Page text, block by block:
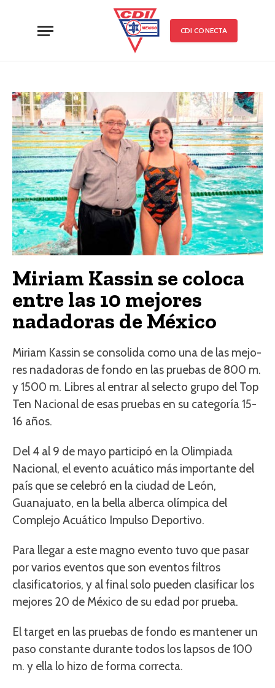
CDI CONECTA
Miriam Kassin se coloca
entre las 10 mejores
nadadoras de México
Miriam Kassin se consolida como una de las mejo­
res nadadoras de fondo en las pruebas de 800 m.
y 1500 m. Libres al entrar al selecto grupo del Top
Ten Nacional de esas pruebas en su categoría 15-
16 años.
Del 4 al 9 de mayo participó en la Olimpiada
Nacional, el evento acuático más importante del
país que se celebró en la ciudad de León,
Guanajuato, en la bella alberca olímpica del
Complejo Acuático Impulso Deportivo.
Para llegar a este magno evento tuvo que pasar
por varios eventos que son eventos filtros
clasificatorios, y al final solo pueden clasificar los
mejores 20 de México de su edad por prueba.
El target en las pruebas de fondo es mantener un
paso constante durante todos los lapsos de 100
m. y ella lo hizo de forma correcta.